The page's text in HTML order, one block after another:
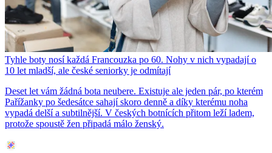
Tyhle boty nosí každá Francouzka po 60. Nohy v nich vypadají o
10 let mladší, ale české seniorky je odmítají
Deset let vám žádná bota neubere. Existuje ale jeden pár, po kterém
Pařížanky po šedesátce sahají skoro denně a díky kterému noha
vypadá delší a subtilnější. V českých botnících přitom leží ladem,
protože spoustě žen připadá málo ženský.